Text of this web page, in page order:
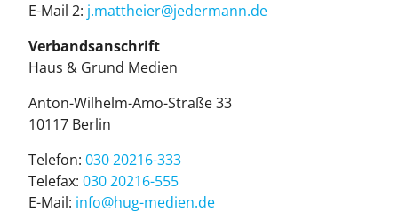
E-Mail 2: j.mattheier@jedermann.de
Verbandsanschrift
Haus & Grund Medien
Anton-Wilhelm-Amo-Straße 33
10117 Ber­lin
Telefon: 030 20216-333
Telefax: 030 20216-555
E-Mail: info@hug-medien.de